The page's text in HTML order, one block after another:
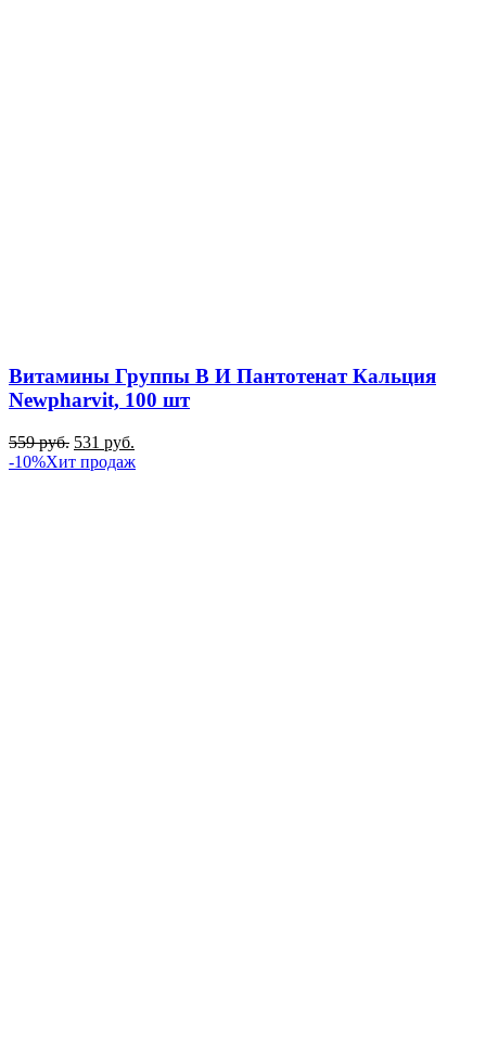
Витамины Группы B И Пантотенат Кальция
Newpharvit, 100 шт
559руб. 531 руб.
-10%Хит продаж